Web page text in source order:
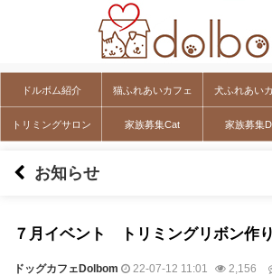
ドルボム紹介 猫ふれあいカフェ 犬ふれあい
トリミングサロン 家族募集Cat 家族募集
お知らせ
７月イベント トリミングリボン作
ドッグカフェDolbom 22-07-12 11:01 2,156